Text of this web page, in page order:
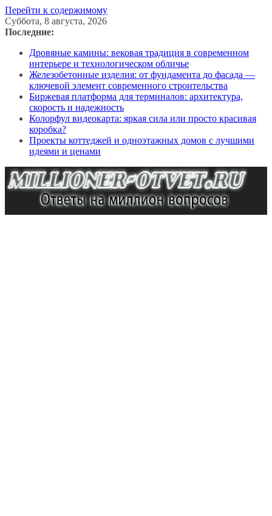
Перейти к содержимому
Суббота, 8 августа, 2026
Последние:
Дровяные камины: вековая традиция в современном
интерьере и технологическом обличье
Железобетонные изделия: от фундамента до фасада —
ключевой элемент современного строительства
Биржевая платформа для терминалов: архитектура,
скорость и надежность
Колорфул видеокарта: яркая сила или просто красивая
коробка?
Проекты коттеджей и одноэтажных домов с лучшими
идеями и ценами